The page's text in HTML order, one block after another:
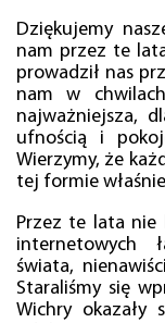
Dziękujemy
nam przez te
prowadził nas
nam w
najważniejsza,
ufnością i
Wierzymy, że
tej formie
Przez te lata nie
internetowych
świata,
Staraliśmy się
Wichry okazały